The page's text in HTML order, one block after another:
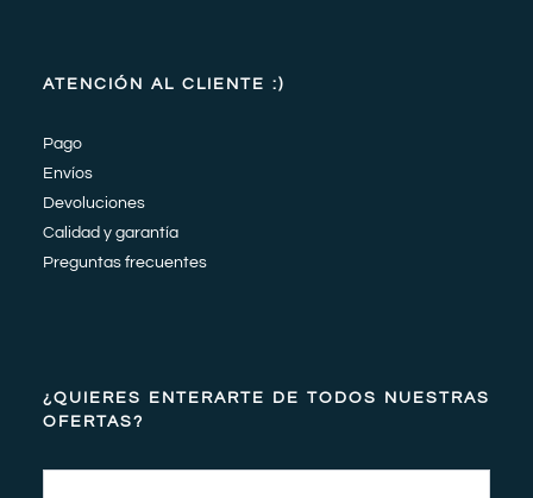
ATENCIÓN AL CLIENTE :)
Pago
Envíos
Devoluciones
Calidad y garantía
Preguntas frecuentes
¿QUIERES ENTERARTE DE TODOS NUESTRAS
OFERTAS?